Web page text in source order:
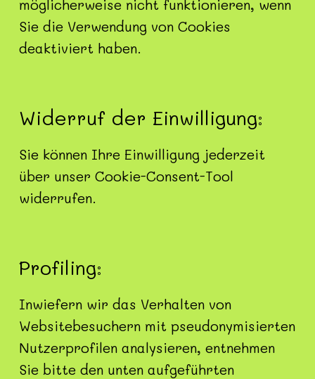
möglicherweise nicht funktionieren, wenn
Sie die Verwendung von Cookies
deaktiviert haben.
Widerruf der Einwilligung:
Sie können Ihre Einwilligung jederzeit
über unser Cookie-Consent-Tool
widerrufen.
Profiling:
Inwiefern wir das Verhalten von
Websitebesuchern mit pseudonymisierten
Nutzerprofilen analysieren, entnehmen
Sie bitte den unten aufgeführten